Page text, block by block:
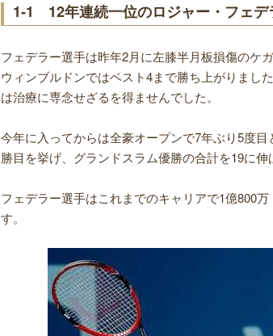
1-1 12年連続一位のロジャー・フェデ
フェデラー選手は昨年2月に左膝半月板損傷のケ
ウィンブルドンではベスト4まで勝ち上がりまし
は治療に専念せざるを得ませんでした。
今年に入ってからは全豪オープンで7年ぶり5度
勝目を挙げ、グランドスラム優勝の合計を19に伸
フェデラー選手はこれまでのキャリアで1億800
す。